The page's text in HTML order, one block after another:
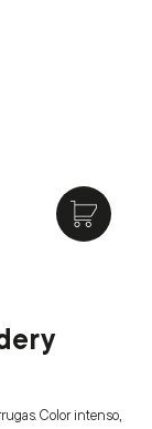
Color intenso,